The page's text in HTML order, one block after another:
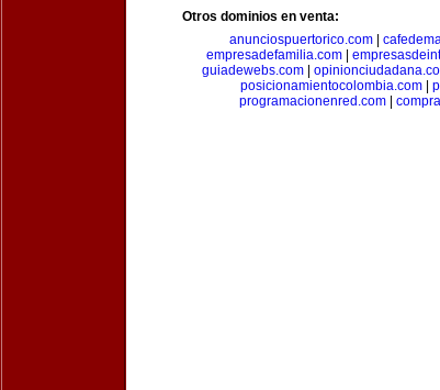
Otros dominios en venta:
anunciospuertorico.com|
empresadefamilia.com
guiadewebs.com
posicionamientocolombia.com|
programacionenred.com